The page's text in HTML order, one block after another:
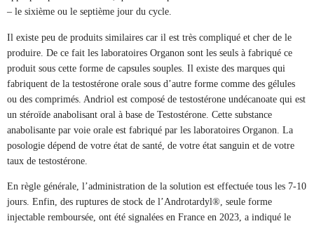
– le sixième ou le septième jour du cycle.
Il existe peu de produits similaires car il est très compliqué et cher de le
produire. De ce fait les laboratoires Organon sont les seuls à fabriqué ce
produit sous cette forme de capsules souples. Il existe des marques qui
fabriquent de la testostérone orale sous d’autre forme comme des gélules
ou des comprimés. Andriol est composé de testostérone undécanoate qui est
un stéroïde anabolisant oral à base de Testostérone. Cette substance
anabolisante par voie orale est fabriqué par les laboratoires Organon. La
posologie dépend de votre état de santé, de votre état sanguin et de votre
taux de testostérone.
En règle générale, l’administration de la solution est effectuée tous les 7-10
jours. Enfin, des ruptures de stock de l’Androtardyl®, seule forme
injectable remboursée, ont été signalées en France en 2023, a indiqué le